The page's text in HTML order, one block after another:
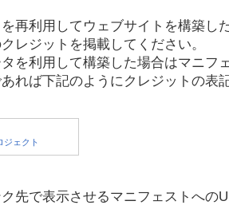
再利用してウェブサイトを構築した
レジットを掲載してください。
を利用して構築した場合はマニフ
れば下記のようにクレジットの表
先で表示させるマニフェストへの